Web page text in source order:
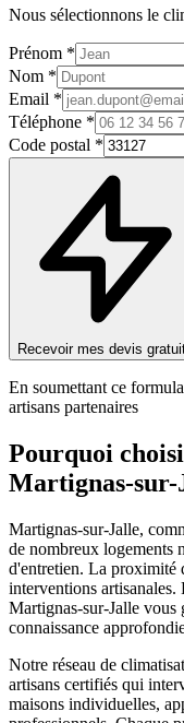
Nous sélectionnons le
Prénom *
Nom *
Email *
Téléphone *
Code postal *
Recevoir mes devis
En soumettant ce
artisans partenaires
Pourquoi
Martignas-sur-
Martignas-sur-Jalle,
de nombreux logements
d'entretien. La proximité
interventions artisanales.
Martignas-sur-Jalle vous
connaissance
Notre réseau de
artisans certifiés qui
maisons individuelles,